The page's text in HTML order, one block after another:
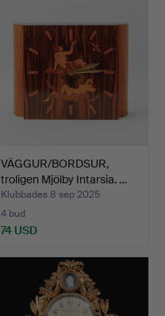
VÄGGUR/BORDSUR,
troligen Mjölby Intarsia. …
Klubbades 8 sep 2025
4 bud
74 USD